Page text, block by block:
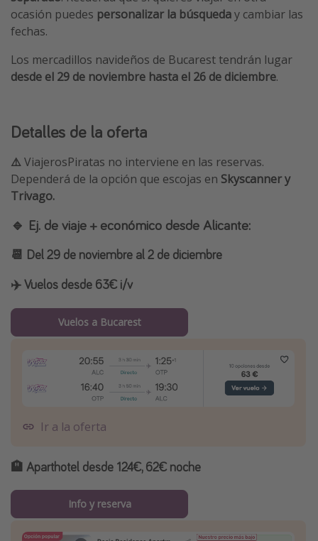
ocasión puedes personalizar la búsqueday cambiar las
fechas.
Los mercadillos navideños de Bucarest tendrán lugar
desde el 29 de noviembre hasta el 26 de diciembre.
Detalles de la oferta
⚠️ViajerosPiratas no interviene en las reservas.
Dependerá de la opción que escojas en Skyscanner y
Trivago.
🔹 Ej. de viaje + económico desde Alicante:
📆 Del 29 de noviembre al 2 de diciembre
✈️Vuelos desde 63€ i/v
Vuelos a Bucarest
Ir a la oferta
🏨 Aparthotel desde 124€, 62€ noche
Info y reserva